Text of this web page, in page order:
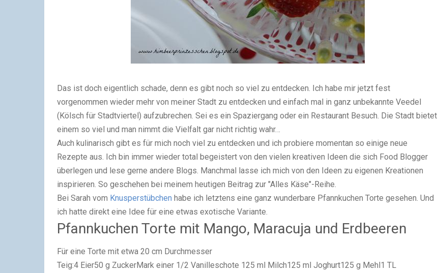
Das ist doch eigentlich schade, denn es gibt noch so viel zu entdecken. Ich habe mir jetzt fest
vorgenommen wieder mehr von meiner Stadt zu entdecken und einfach mal in ganz unbekannte Veedel
(Kölsch für Stadtviertel) aufzubrechen. Sei es ein Spaziergang oder ein Restaurant Besuch. Die Stadt bietet
einem so viel und man nimmt die Vielfalt gar nicht richtig wahr…
Auch kulinarisch gibt es für mich noch viel zu entdecken und ich probiere momentan so einige neue
Rezepte aus. Ich bin immer wieder total begeistert von den vielen kreativen Ideen die sich Food Blogger
überlegen und lese gerne andere Blogs. Manchmal lasse ich mich von den Ideen zu eigenen Kreationen
inspirieren. So geschehen bei meinem heutigen Beitrag zur "Alles Käse"-Reihe.
Bei Sarah vom Knusperstübchen habe ich letztens eine ganz wunderbare Pfannkuchen Torte gesehen. Und
ich hatte direkt eine Idee für eine etwas exotische Variante.
Pfannkuchen Torte mit Mango, Maracuja und Erdbeeren
Für eine Torte mit etwa 20 cm Durchmesser
Teig:4 Eier50 g ZuckerMark einer 1/2 Vanilleschote 125 ml Milch125 ml Joghurt125 g Mehl1 TL